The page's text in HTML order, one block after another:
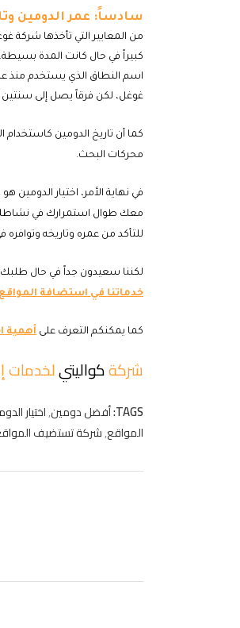
سادساً: عمر الدومين
من المعايير التي تأخذها شركة
كبيراً في حال كانت المدة
اسم النطاق الذي يستخدم منذ
غوغل، لكن فرقاً يصل إلى سنتين
كما أن تاريخ الدومين
محركات البحث.
في نهاية الأمر، اختيارالدومين هو
معك طوال استمرارك في نشاطك
للتأكد من عمره وتاريخه
لكننا سعيدون جداً في حال طلبك
خدماتنا في استضافة المواقع
كما يمكنكم التعرف على أهمية
شركةكواليتيلخدمات
TAGS: أفضل دومين,اختيار
المواقع,شركة تستضيف